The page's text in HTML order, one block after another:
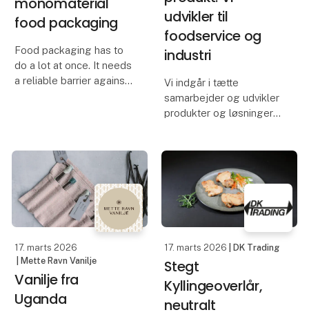
food packaging
Food packaging has to
do a lot at once. It needs
a reliable barrier against
solutions still rely on
plastic co
udvikler til
foodservice og
industri
Vi indgår i tætte
samarbejder og udvikler
produkter og løsninger
Fx: har vi været med til at
udvikle: 7-Eeleven's
bedst sælgende wrap,
17. marts 2026
| Mette Ravn Vanilje
Vanilje fra
Uganda
17. marts 2026 | DK Trading
Stegt
Kyllingeoverlår,
neutralt